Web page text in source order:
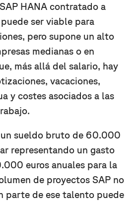
HANA contratado a
ser viable para
pero supone un alto
medianas o en
más allá del salario, hay
vacaciones,
y costes asociados a las
sueldo bruto de 60.000
representando un gasto
euros anuales para la
de proyectos SAP no
parte de ese talento puede